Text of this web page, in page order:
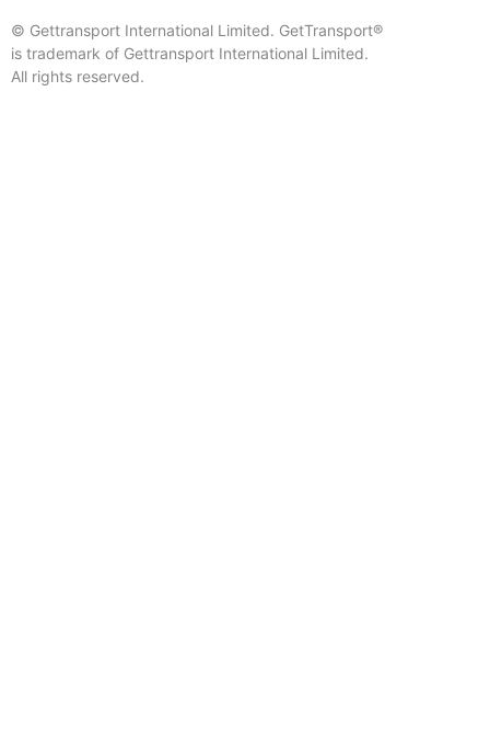
© Gettransport International Limited. GetTransport®
is trademark of Gettransport International Limited.
All rights reserved.